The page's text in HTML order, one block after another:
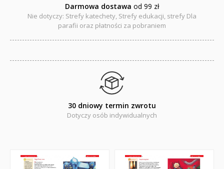
Książki religijne dla dzieci
Jedność dla dzieci
Darmowa dostawa od 99 zł
Nie dotyczy: Strefy katechety, Strefy edukacji, strefy Dla
parafii oraz płatności za pobraniem
30 dniowy termin zwrotu
Dotyczy osób indywidualnych